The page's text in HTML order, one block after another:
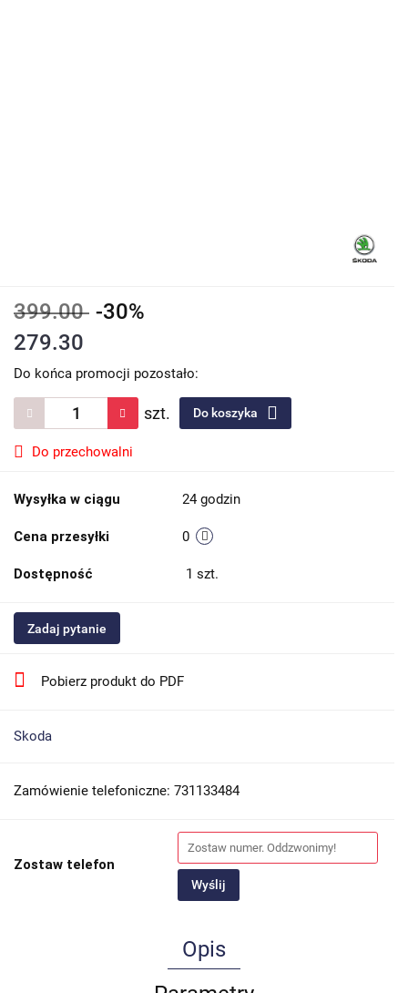
399.00 -30%
279.30
Do końca promocji pozostało:
szt. Do koszyka
Do przechowalni
Wysyłka w ciągu 24 godzin
Cena przesyłki 0
Dostępność 1 szt.
Zadaj pytanie
Pobierz produkt do PDF
Skoda
Zamówienie telefoniczne: 731133484
Zostaw telefon
Wyślij
Opis